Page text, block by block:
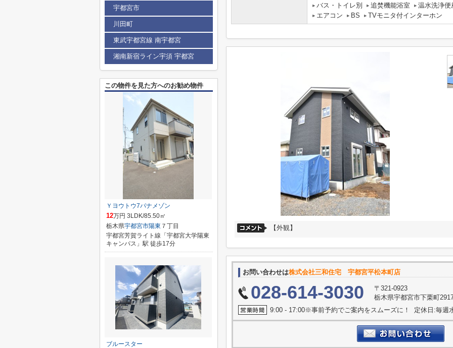
バス・トイレ別
追焚機能浴室 温水洗浄便
エアコン
BS TVモニタ付インターホン
【外観】
お問い合わせは株式会社三和住宅 宇都宮平松本町店
028-614-3030
〒321-0923
栃木県宇都宮市下栗町
9:00 - 17:00※事前予約でご案内をスムーズに！ 定休日:毎週
宇都宮市
川田町
東武宇都宮線 南宇都宮
湘南新宿ライン宇須 宇都宮
この物件を見た方へのお勧め物件
Ｙヨウトウ7パナメゾン
12万円 3LDK/85.50㎡
栃木県宇都宮市陽東 ７丁目
宇都宮芳賀ライト線「宇都宮大学陽東
キャンパス」駅 徒歩17分
ブルースター